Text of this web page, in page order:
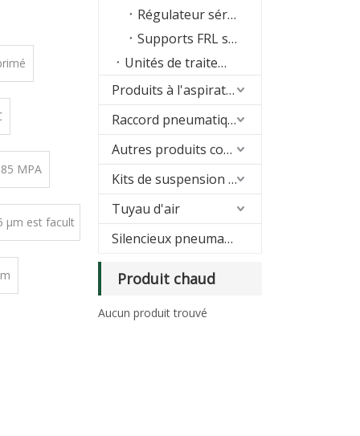
MPA
μm est facult
Régulateur série AR
Supports FRL série A
Unités de traitement de l'air série A/B
Produits à l'aspirateur
Raccord pneumatique
Autres produits connexes
Kits de suspension pneumatique
Tuyau d'air
Silencieux pneumatique
Produit chaud
Aucun produit trouvé